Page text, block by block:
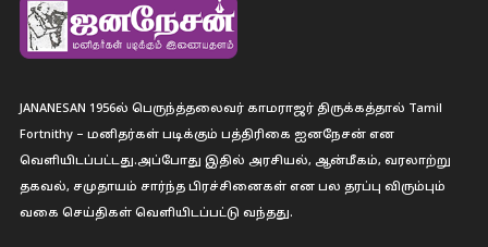
JANANESAN 1956ல் பெருந்த்தலைவர் காமராஜர் திருக்கத்தால் Tamil
Fortnithy – மனிதர்கள் படிக்கும் பத்திரிகை ஐனநேசன் என
வெளியிடப்பட்டது.அப்போது இதில் அரசியல், ஆன்மீகம், வரலாற்று
தகவல், சமுதாயம் சார்ந்த பிரச்சினைகள் என பல தரப்பு விரும்பும்
வகை செய்திகள் வெளியிடப்பட்டு வந்தது.